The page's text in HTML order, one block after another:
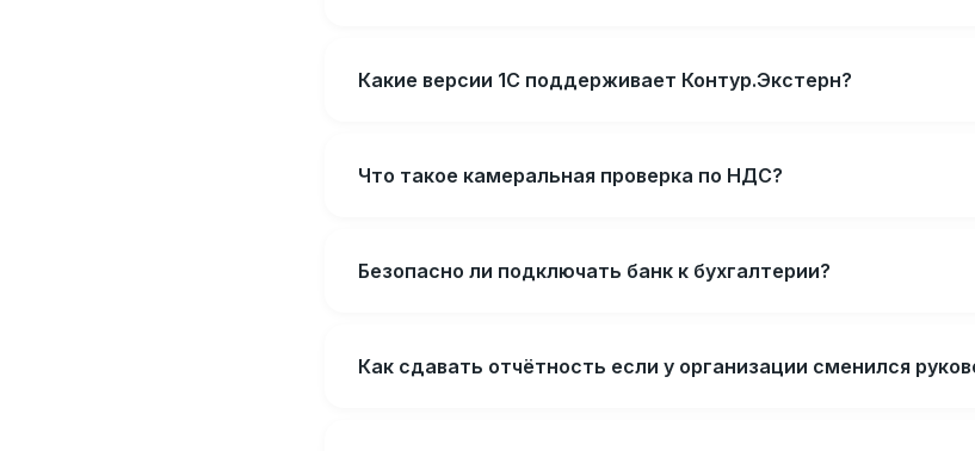
Какие версии 1С поддерживает Контур.Экстерн?
Что такое камеральная проверка по НДС?
Безопасно ли подключать банк к бухгалтерии?
Как сдавать отчётность если у организации сменился